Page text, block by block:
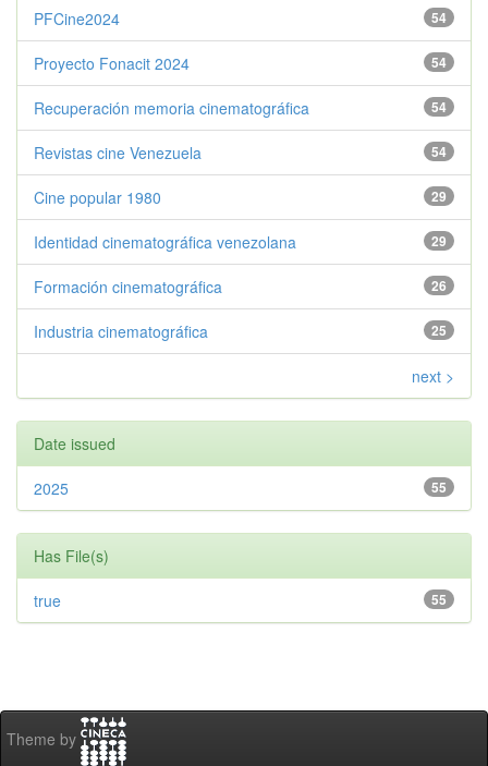
54
PFCine2024
54
Proyecto Fonacit 2024
54
Recuperación memoria cinematográfica
54
Revistas cine Venezuela
29
Cine popular 1980
29
Identidad cinematográfica venezolana
26
Formación cinematográfica
25
Industria cinematográfica
next >
Date issued
55
2025
Has File(s)
55
true
Theme by